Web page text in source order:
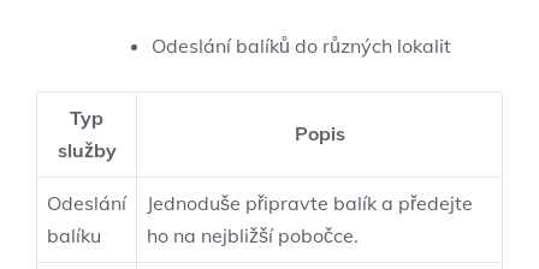
Odeslání balíků do různých lokalit
Typ
služby
Popis
Odeslání
balíku
Jednoduše připravte balík a předejte
ho na nejbližší pobočce.